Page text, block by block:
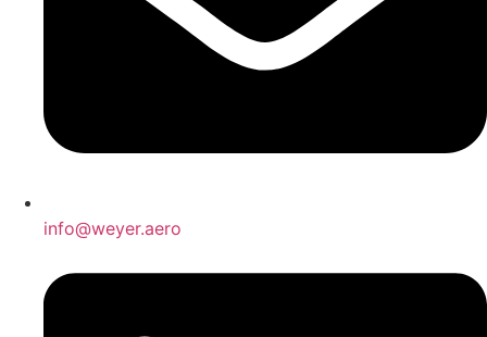
info@weyer.aero